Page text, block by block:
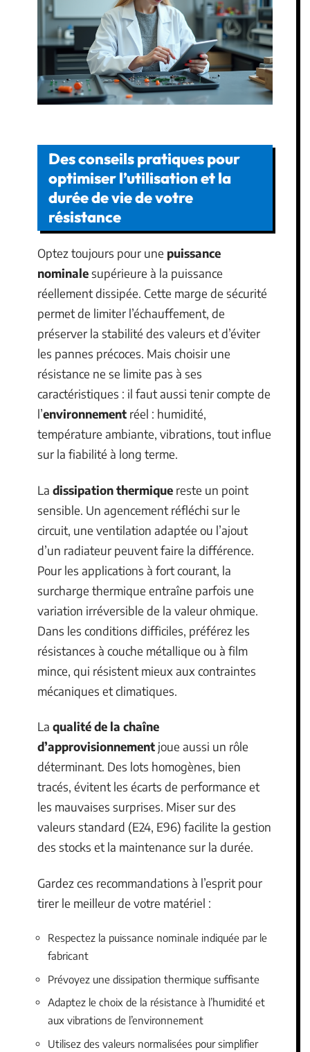
Des conseils pratiques pour
optimiser l’utilisation et la
durée de vie de votre
résistance
Optez toujours pour une puissance
nominalesupérieure à la puissance
réellement dissipée. Cette marge de sécurité
permet de limiter l’échauffement, de
préserver la stabilité des valeurs et d’éviter
les pannes précoces. Mais choisir une
résistance ne se limite pas à ses
caractéristiques : il faut aussi tenir compte de
l’environnement réel : humidité,
température ambiante, vibrations, tout influe
sur la fiabilité à long terme.
La dissipation thermique reste un point
sensible. Un agencement réfléchi sur le
circuit, une ventilation adaptée ou l’ajout
d’un radiateur peuvent faire la différence.
Pour les applications à fort courant, la
surcharge thermique entraîne parfois une
variation irréversible de la valeur ohmique.
Dans les conditions difficiles, préférez les
résistances à couche métallique ou à film
mince, qui résistent mieux aux contraintes
mécaniques et climatiques.
La qualité de la chaîne
d’approvisionnement joue aussi un rôle
déterminant. Des lots homogènes, bien
tracés, évitent les écarts de performance et
les mauvaises surprises. Miser sur des
valeurs standard (E24, E96) facilite la gestion
des stocks et la maintenance sur la durée.
Gardez ces recommandations à l’esprit pour
tirer le meilleur de votre matériel :
Respectez la puissance nominale indiquée par le
fabricant
Prévoyez une dissipation thermique suffisante
Adaptez le choix de la résistance à l’humidité et
aux vibrations de l’environnement
Utilisez des valeurs normalisées pour simplifier